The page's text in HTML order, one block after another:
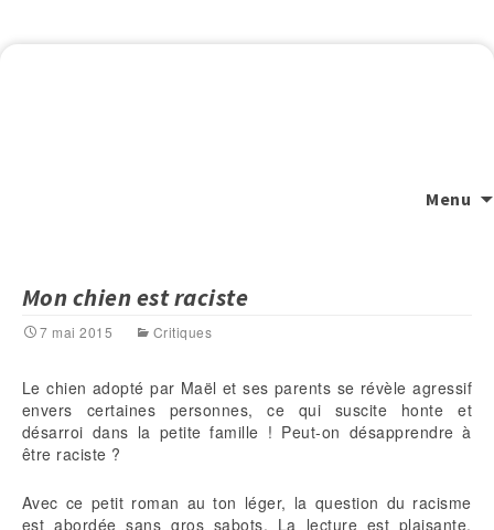
Menu
Mon chien est raciste
7 mai 2015 Critiques
Le chien adopté par Maël et ses parents se révèle agressif
envers certaines personnes, ce qui suscite honte et
désarroi dans la petite famille ! Peut-on désapprendre à
être raciste ?
Avec ce petit roman au ton léger, la question du racisme
est abordée sans gros sabots. La lecture est plaisante,